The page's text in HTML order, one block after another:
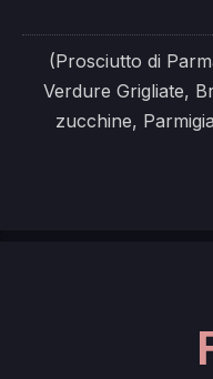
(Prosciutto di
Verdure Grigliate,
zucchine,